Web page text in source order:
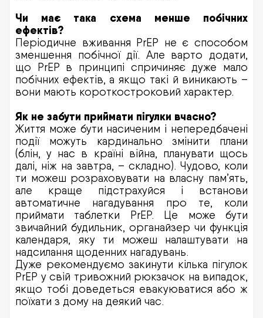
Чи має така схема менше побічних
ефектів?
Періодичне вживання PrEP не є способом
зменшення побічної дії. Але варто додати,
що PrEP в принципі спричиняє дуже мало
побічних ефектів, а якщо такі й виникають –
вони мають короткостроковий характер.
Як не забути приймати пігулки вчасно?
Життя може бути насиченим і непередбачені
події можуть кардинально змінити плани
(блін, у нас в країні війна, планувати щось
далі, ніж на завтра, – складно). Чудово, коли
ти можеш розраховувати на власну пам’ять,
але краще підстрахуйся і встанови
автоматичне нагадування про те, коли
приймати таблетки PrEP. Це може бути
звичайний будильник, органайзер чи функція
календаря, яку ти можеш налаштувати на
надсилання щоденних нагадувань.
Дуже рекомендуємо закинути кілька пігулок
PrEP у свій тривожний рюкзачок на випадок,
якщо тобі доведеться евакуюватися або ж
поїхати з дому на деякий час.